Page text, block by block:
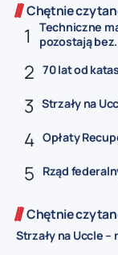
Chętnie
Techniczne
pozostają
70 lat od
Strzały na
Opłaty
Rząd
Chętnie
Strzały na Uccle